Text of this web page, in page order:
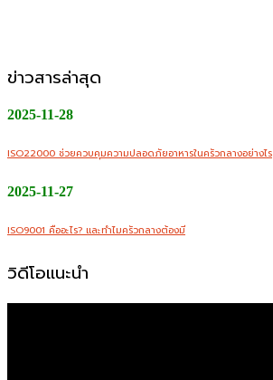
ข่าวสารล่าสุด
2025-11-28
ISO22000 ช่วยควบคุมความปลอดภัยอาหารในครัวกลางอย่างไร
2025-11-27
ISO9001 คืออะไร? และทำไมครัวกลางต้องมี
วิดีโอแนะนำ